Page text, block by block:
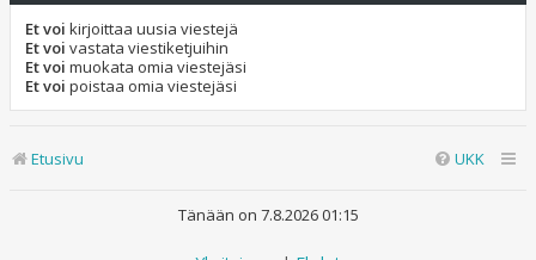
Et voi kirjoittaa uusia viestejä
Et voi vastata viestiketjuihin
Et voi muokata omia viestejäsi
Et voi poistaa omia viestejäsi
Etusivu UKK
Tänään on 7.8.2026 01:15